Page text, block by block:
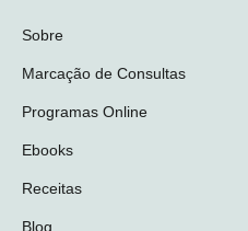
Sobre
Marcação de Consultas
Programas Online
Ebooks
Receitas
Blog